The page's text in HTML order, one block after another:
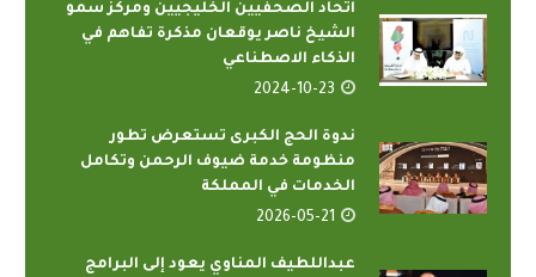
اتحاد الصحفيين الخليجيين ومركز سمو
الشيخ ناصر يوقعان مذكرة تفاهم في
الذكاء الاصطناعي
2024-10-23
ندوة الحج الكبرى تستعرض تطور
منظومة خدمة ضيوف الرحمن وتكامل
الخدمات في المملكة
2026-05-21
عبداللطيف المناوي يعود إلى البرامج